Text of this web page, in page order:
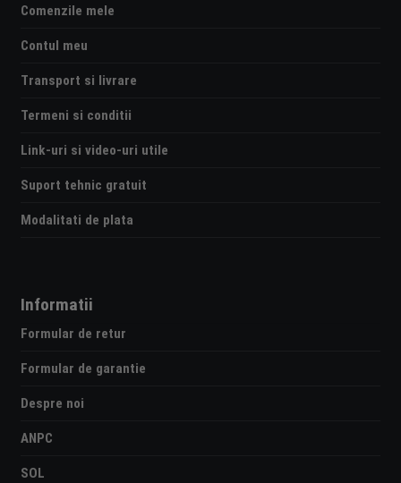
Comenzile mele
Contul meu
Transport si livrare
Termeni si conditii
Link-uri si video-uri utile
Suport tehnic gratuit
Modalitati de plata
Informatii
Formular de retur
Formular de garantie
Despre noi
ANPC
SOL